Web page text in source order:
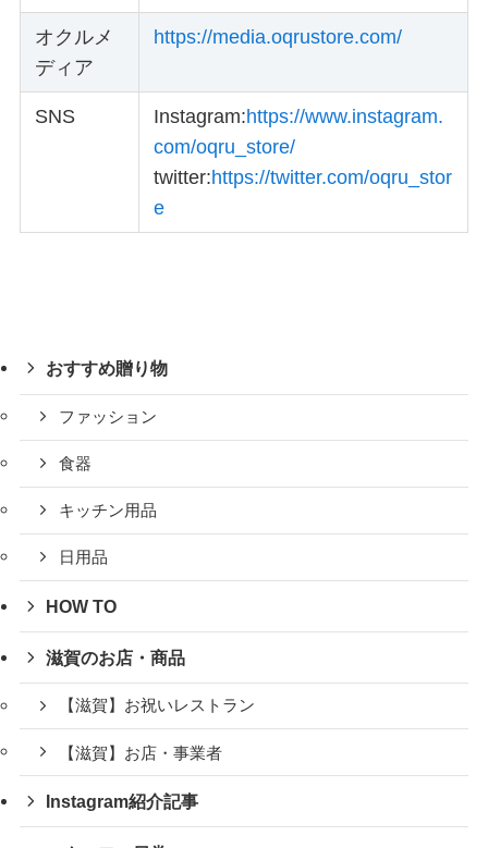
オクルメ
ディア
https://media.oqrustore.com/
SNS Instagram:https://www.instagram.
com/oqru_store/
twitter:https://twitter.com/oqru_stor
e
おすすめ贈り物
ファッション
食器
キッチン用品
日用品
HOW TO
滋賀のお店・商品
【滋賀】お祝いレストラン
【滋賀】お店・事業者
Instagram紹介記事